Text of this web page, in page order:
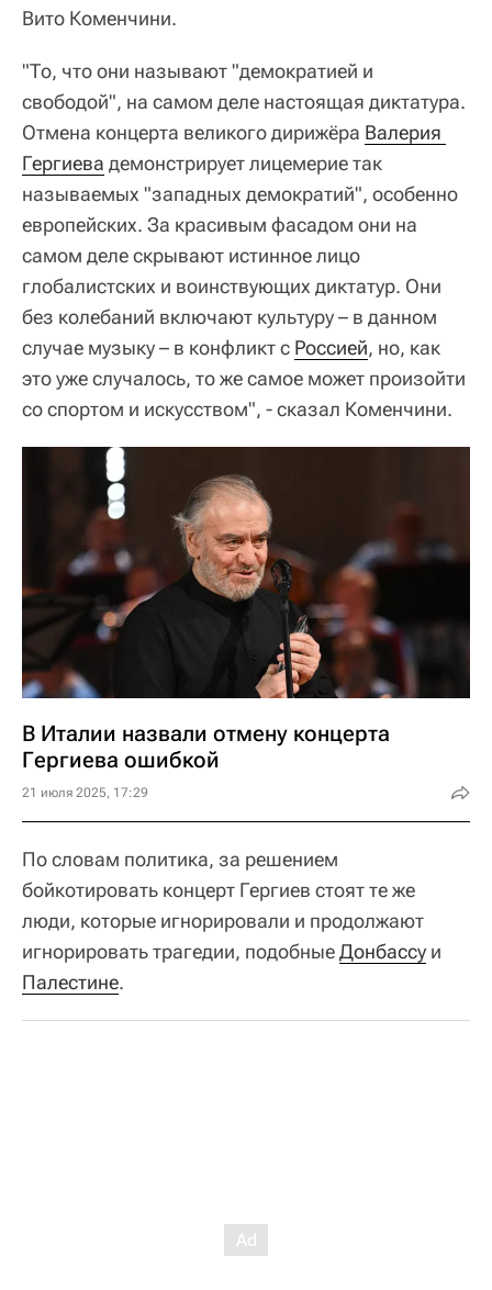
Вито Коменчини.
"То, что они называют "демократией и
свободой", на самом деле настоящая диктатура.
Отмена концерта великого дирижёра Валерия
Гергиева демонстрирует лицемерие так
называемых "западных демократий", особенно
европейских. За красивым фасадом они на
самом деле скрывают истинное лицо
глобалистских и воинствующих диктатур. Они
без колебаний включают культуру – в данном
случае музыку – в конфликт с Россией, но, как
это уже случалось, то же самое может произойти
со спортом и искусством", - сказал Коменчини.
В Италии назвали отмену концерта
Гергиева ошибкой
21 июля 2025, 17:29
По словам политика, за решением
бойкотировать концерт Гергиев стоят те же
люди, которые игнорировали и продолжают
игнорировать трагедии, подобныеДонбассу и
Палестине.